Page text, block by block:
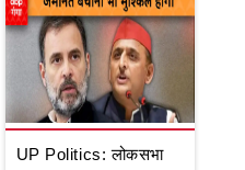
UP Politics: लोकसभा